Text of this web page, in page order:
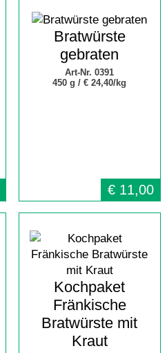
Bratwürste
gebraten
Art-Nr. 0391
450 g /€ 24,40/kg
€ 11,00
Kochpaket
Fränkische
Bratwürste mit
Kraut